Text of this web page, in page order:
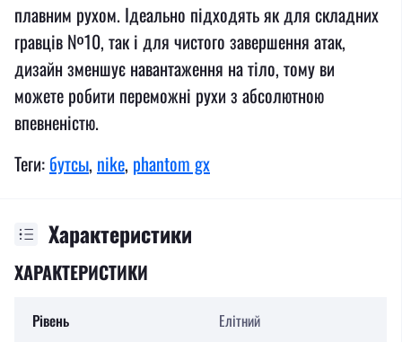
плавним рухом. Ідеально підходять як для складних
гравців №10, так і для чистого завершення атак,
дизайн зменшує навантаження на тіло, тому ви
можете робити переможні рухи з абсолютною
впевненістю.
Теги: бутсы, nike, phantom gx
Характеристики
ХАРАКТЕРИСТИКИ
Рівень Елітний